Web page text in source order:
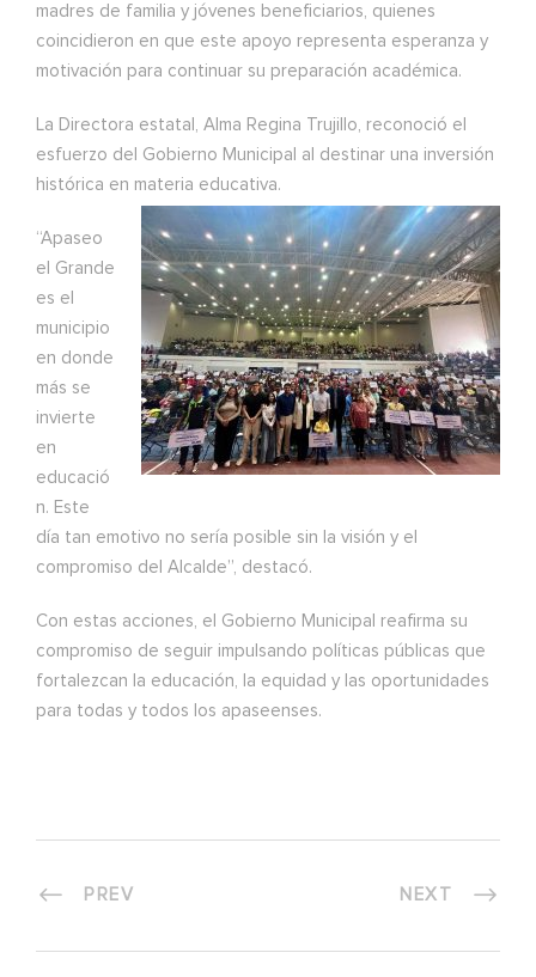
madres de familia y jóvenes beneficiarios, quienes
coincidieron en que este apoyo representa esperanza y
motivación para continuar su preparación académica.
La Directora estatal, Alma Regina Trujillo, reconoció el
esfuerzo del Gobierno Municipal al destinar una inversión
histórica en materia educativa.
“Apaseo
el Grande
es el
municipio
en donde
más se
invierte
en
educació
n. Este
día tan emotivo no sería posible sin la visión y el
compromiso del Alcalde”, destacó.
Con estas acciones, el Gobierno Municipal reafirma su
compromiso de seguir impulsando políticas públicas que
fortalezcan la educación, la equidad y las oportunidades
para todas y todos los apaseenses.
PREV NEXT